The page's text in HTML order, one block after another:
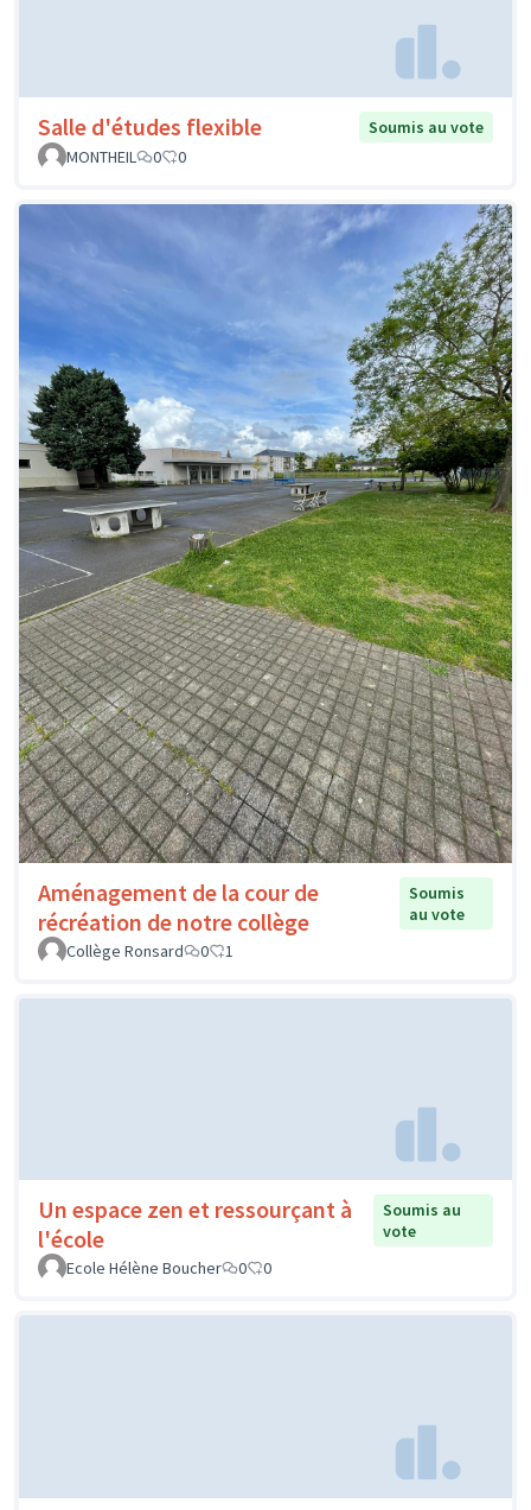
Salle d'études flexible
Soumis au vote
MONTHEIL
0 0
Aménagement de la cour de
récréation de notre collège
Soumis
au vote
Collège Ronsard
0 1
Un espace zen et ressourçant à
l'école
Soumis au
vote
Ecole Hélène Boucher
0 0